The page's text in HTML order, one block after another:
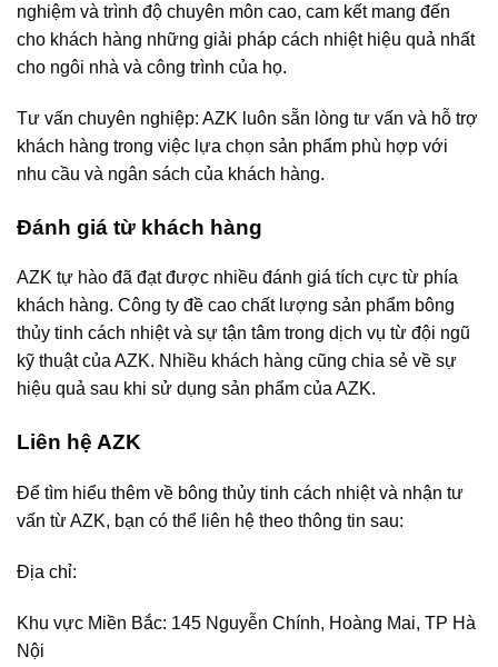
nghiệm và trình độ chuyên môn cao, cam kết mang đến
cho khách hàng những giải pháp cách nhiệt hiệu quả nhất
cho ngôi nhà và công trình của họ.
Tư vấn chuyên nghiệp: AZK luôn sẵn lòng tư vấn và hỗ trợ
khách hàng trong việc lựa chọn sản phẩm phù hợp với
nhu cầu và ngân sách của khách hàng.
Đánh giá từ khách hàng
AZK tự hào đã đạt được nhiều đánh giá tích cực từ phía
khách hàng. Công ty đề cao chất lượng sản phẩm bông
thủy tinh cách nhiệt và sự tận tâm trong dịch vụ từ đội ngũ
kỹ thuật của AZK. Nhiều khách hàng cũng chia sẻ về sự
hiệu quả sau khi sử dụng sản phẩm của AZK.
Liên hệ AZK
Để tìm hiểu thêm về bông thủy tinh cách nhiệt và nhận tư
vấn từ AZK, bạn có thể liên hệ theo thông tin sau:
Địa chỉ:
Khu vực Miền Bắc: 145 Nguyễn Chính, Hoàng Mai, TP Hà
Nội